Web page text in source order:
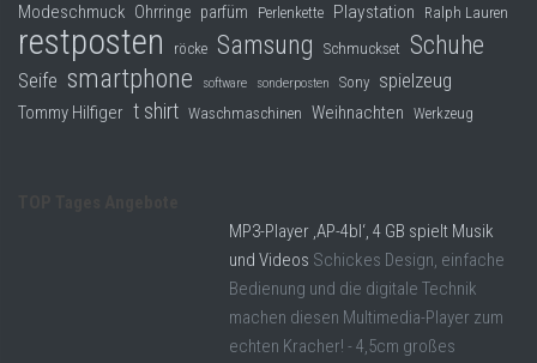
Modeschmuck Ohrringe parfüm Perlenkette Playstation Ralph Lauren
restposten röcke Samsung Schmuckset Schuhe
Seife smartphone software sonderposten Sony spielzeug
Tommy Hilfiger t shirt Waschmaschinen Weihnachten Werkzeug
MP3-Player ‚AP-4bl‘, 4 GB spielt Musik
und Videos Schickes Design, einfache
Bedienung und die digitale Technik
machen diesen Multimedia-Player zum
echten Kracher! - 4,5cm großes